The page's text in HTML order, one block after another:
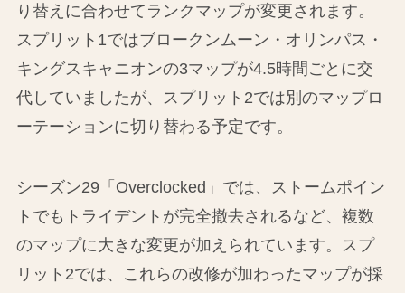
り替えに合わせてランクマップが変更されます。
スプリット1ではブロークンムーン・オリンパス・
キングスキャニオンの3マップが4.5時間ごとに交
代していましたが、スプリット2では別のマップロ
ーテーションに切り替わる予定です。
シーズン29「Overclocked」では、ストームポイン
トでもトライデントが完全撤去されるなど、複数
のマップに大きな変更が加えられています。スプ
リット2では、これらの改修が加わったマップが採